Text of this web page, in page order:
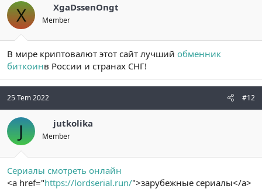
X XgaDssenOngt
Member
В мире криптовалют этот сайт лучший обменник
биткоинв России и странах СНГ!
25 Tem 2022 #12
J jutkolika
Member
Сериалы смотреть онлайн
<a href="https://lordserial.run/">зарубежные сериалы</a>